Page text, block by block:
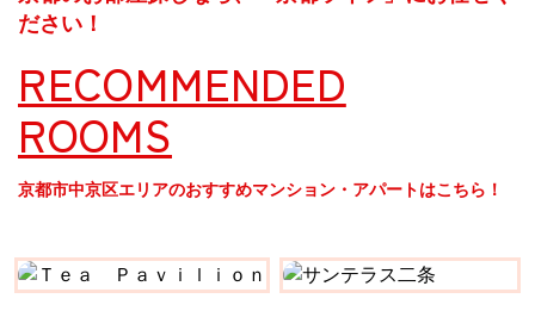
ださい！
RECOMMENDED
ROOMS
京都市中京区エリアのおすすめマンション・アパートはこちら！